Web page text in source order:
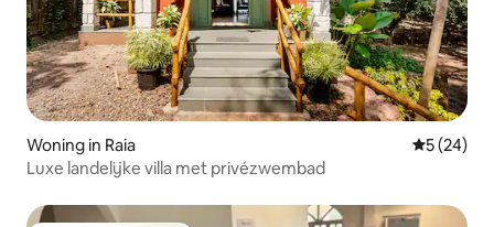
Woning in Raia
5 (24)
Luxe landelijke villa met privézwembad